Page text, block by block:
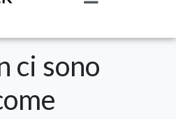
ci sono